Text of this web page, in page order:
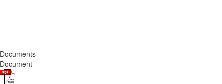
Documents
Document